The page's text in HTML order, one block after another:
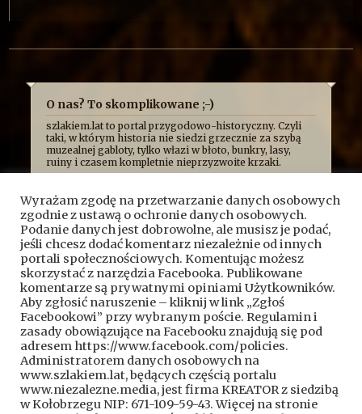
O nas? To skomplikowane ;-)
szlakiem.lat to portal przygodowo-historyczny. Czyli
taki, w którym historia nie siedzi grzecznie za szybą
muzealnej gabloty, tylko włazi w błoto, bunkry, lasy,
ruiny i czasem kompletnie nieprzyzwoite krzaki.
człowiek ma przy tym frajdę. Formalnie jesteśmy
kroniką przygód, wypraw i historycznych absurdów, z
jakimi mierzy się Fundacja Skryptorium, ale opisujemy
też przygody naszych przyjaciół. Bywa więc, że taplamy
się w bagnach, kopiemy z archeologami, przeciskamy
przez bunkry i tunele, błądzimy po ruinach albo
próbujemy ustalić, kto wpadł na pomysł zbudowania
czegoś dokładnie pośrodku mokradeł.
A wszystko po to, żeby pokazać, że historia nie jest
nudnym rozdziałem z podręcznika. To przygoda.
Czasem brudna, czasem szalona, czasem całkiem
wzruszająca, a czasem poważna.
Kontakt do nas: kontakt@szlakiem.lat
Znajdziesz nas także: Facebook YouTube
Wyrażam zgodę na przetwarzanie danych osobowych
zgodnie z ustawą o ochronie danych osobowych.
Podanie danych jest dobrowolne, ale musisz je podać,
jeśli chcesz dodać komentarz niezależnie od innych
portali społecznościowych. Komentując możesz
skorzystać z narzędzia Facebooka. Publikowane
komentarze są prywatnymi opiniami Użytkowników.
Aby zgłosić naruszenie – kliknij w link „Zgłoś
Facebookowi” przy wybranym poście. Regulamin i
zasady obowiązujące na Facebooku znajdują się pod
adresem https://www.facebook.com/policies.
Administratorem danych osobowych na
www.szlakiem.lat, będących częścią portalu
www.niezalezne.media, jest firma KREATOR z siedzibą
w Kołobrzegu NIP: 671-109-59-43. Więcej na stronie